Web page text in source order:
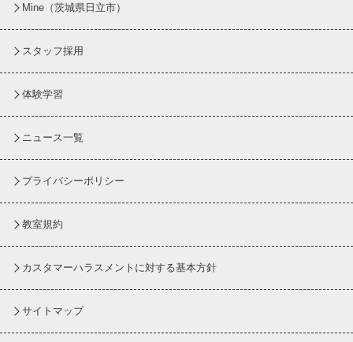
Mine（茨城県日立市）
スタッフ採用
体験学習
ニュース一覧
プライバシーポリシー
教室規約
カスタマーハラスメントに対する基本方針
サイトマップ